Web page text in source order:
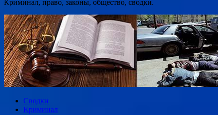
Криминал, право, законы, общество, сводки.
Сводки
Криминал